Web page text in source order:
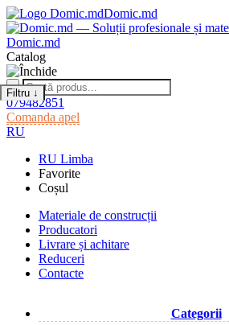
Domic.md
Domic.md
Catalog
079482851
Comanda apel
RU
RU Limba
Favorite
Coșul
Materiale de construcții
Producatori
Livrare și achitare
Reduceri
Contacte
Categorii
Filtru ↓